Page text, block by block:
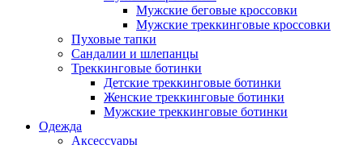
Мужские беговые кроссовки
Мужские треккинговые кроссовки
Пуховые тапки
Сандалии и шлепанцы
Треккинговые ботинки
Детские треккинговые ботинки
Женские треккинговые ботинки
Мужские треккинговые ботинки
Одежда
Аксессуары